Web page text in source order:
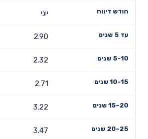
יוני
2.90
2.32
2.71
3.22
3.47